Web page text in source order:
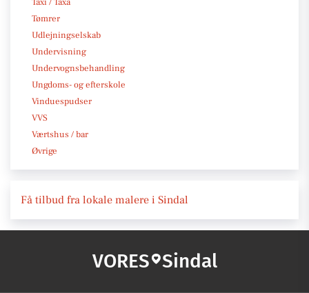
Tømrer
Udlejningselskab
Undervisning
Undervognsbehandling
Ungdoms- og efterskole
Vinduespudser
VVS
Værtshus / bar
Øvrige
Få tilbud fra lokale malere i Sindal
VORES Sindal